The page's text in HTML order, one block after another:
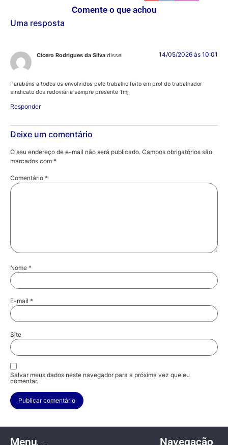
Comente o que achou
Uma resposta
Cícero Rodrigues da Silva disse: 14/05/2026 às 10:01
Parabéns a todos os envolvidos pelo trabalho feito em prol do trabalhador
sindicato dos rodoviária sempre presente Tmj
Responder
Deixe um comentário
O seu endereço de e-mail não será publicado. Campos obrigatórios são
marcados com *
Comentário *
Nome *
E-mail *
Site
Salvar meus dados neste navegador para a próxima vez que eu
comentar.
Menu Navegação